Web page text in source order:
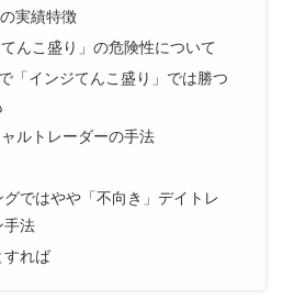
実績特徴
んこ盛り」の危険性について
「インジてんこ盛り」では勝つ
ルトレーダーの手法
グではやや「不向き」デイトレ
手法
すれば